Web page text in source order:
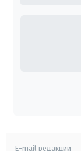
E-mail редакции